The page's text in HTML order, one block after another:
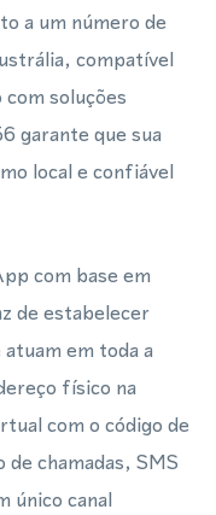
a um número de
compatível
soluções
garante que sua
local e confiável
com base em
de estabelecer
em toda a
físico na
com o código de
chamadas, SMS
único canal